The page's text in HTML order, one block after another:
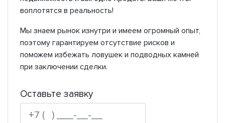
воплотятся в реальность!
Мы знаем рынок изнутри и имеем огромный опыт,
поэтому гарантируем отсутствие рисков и
поможем избежать ловушек и подводных камней
при заключении сделки.
Оставьте заявку